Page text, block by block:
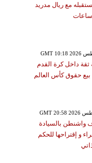
مع ريال مدريد
ساعات
ثقة داخل كرة القدم
حقوق كأس العالم
واشنطن بالسيادة
و إقتراحها للحكم